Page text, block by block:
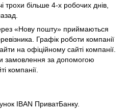
трохи більше 4-х робочих днів,
«Нову пошту» приймаються
Графік роботи компанії
на офіційному сайті компанії.
замовлення за допомогою
компанії.
IBAN ПриватБанку.